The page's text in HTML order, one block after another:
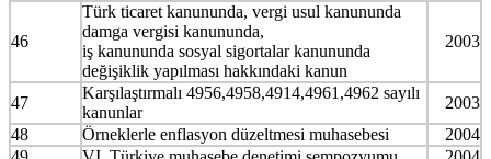
46
Türk ticaret kanununda, vergi usul kanununda
damga vergisi kanununda,
iş kanununda sosyal sigortalar kanununda
değişiklik yapılması hakkındaki kanun
2003
47
Karşılaştırmalı 4956,4958,4914,4961,4962 sayılı
kanunlar
2003
48
Örneklerle enflasyon düzeltmesi muhasebesi
2004